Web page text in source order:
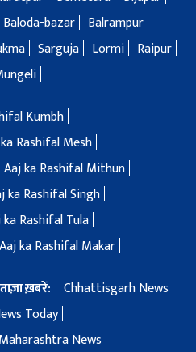
Baloda-bazar
Balrampur
Sarguja Lormi
Raipur
Kumbh
Rashifal Mesh
Aaj ka Rashifal Mithun
ka Rashifal Singh
ka Rashifal Tula
Aaj ka Rashifal Makar
ख़बरें:
Chhattisgarh News
Today
Maharashtra News